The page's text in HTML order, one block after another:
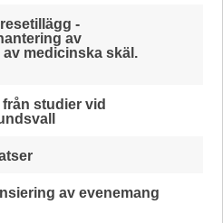
-
av
medicinska skäl.
studier vid
av evenemang